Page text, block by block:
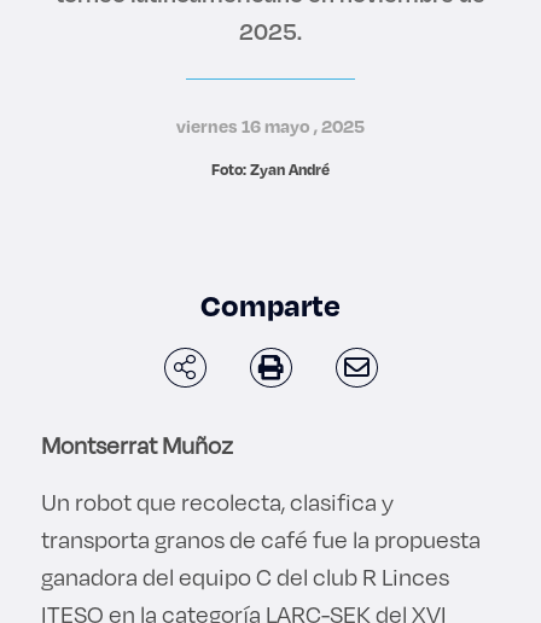
2025.
viernes 16 mayo , 2025
Foto: Zyan André
Comparte
Montserrat Muñoz
Un robot que recolecta, clasifica y
transporta granos de café fue la propuesta
ganadora del equipo C del club R Linces
ITESO en la categoría LARC-SEK del XVI